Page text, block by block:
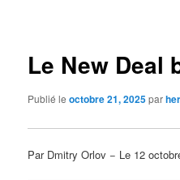
Le New Deal
Publié leoctobre 21, 2025par
Par Dmitry Orlov − Le 12